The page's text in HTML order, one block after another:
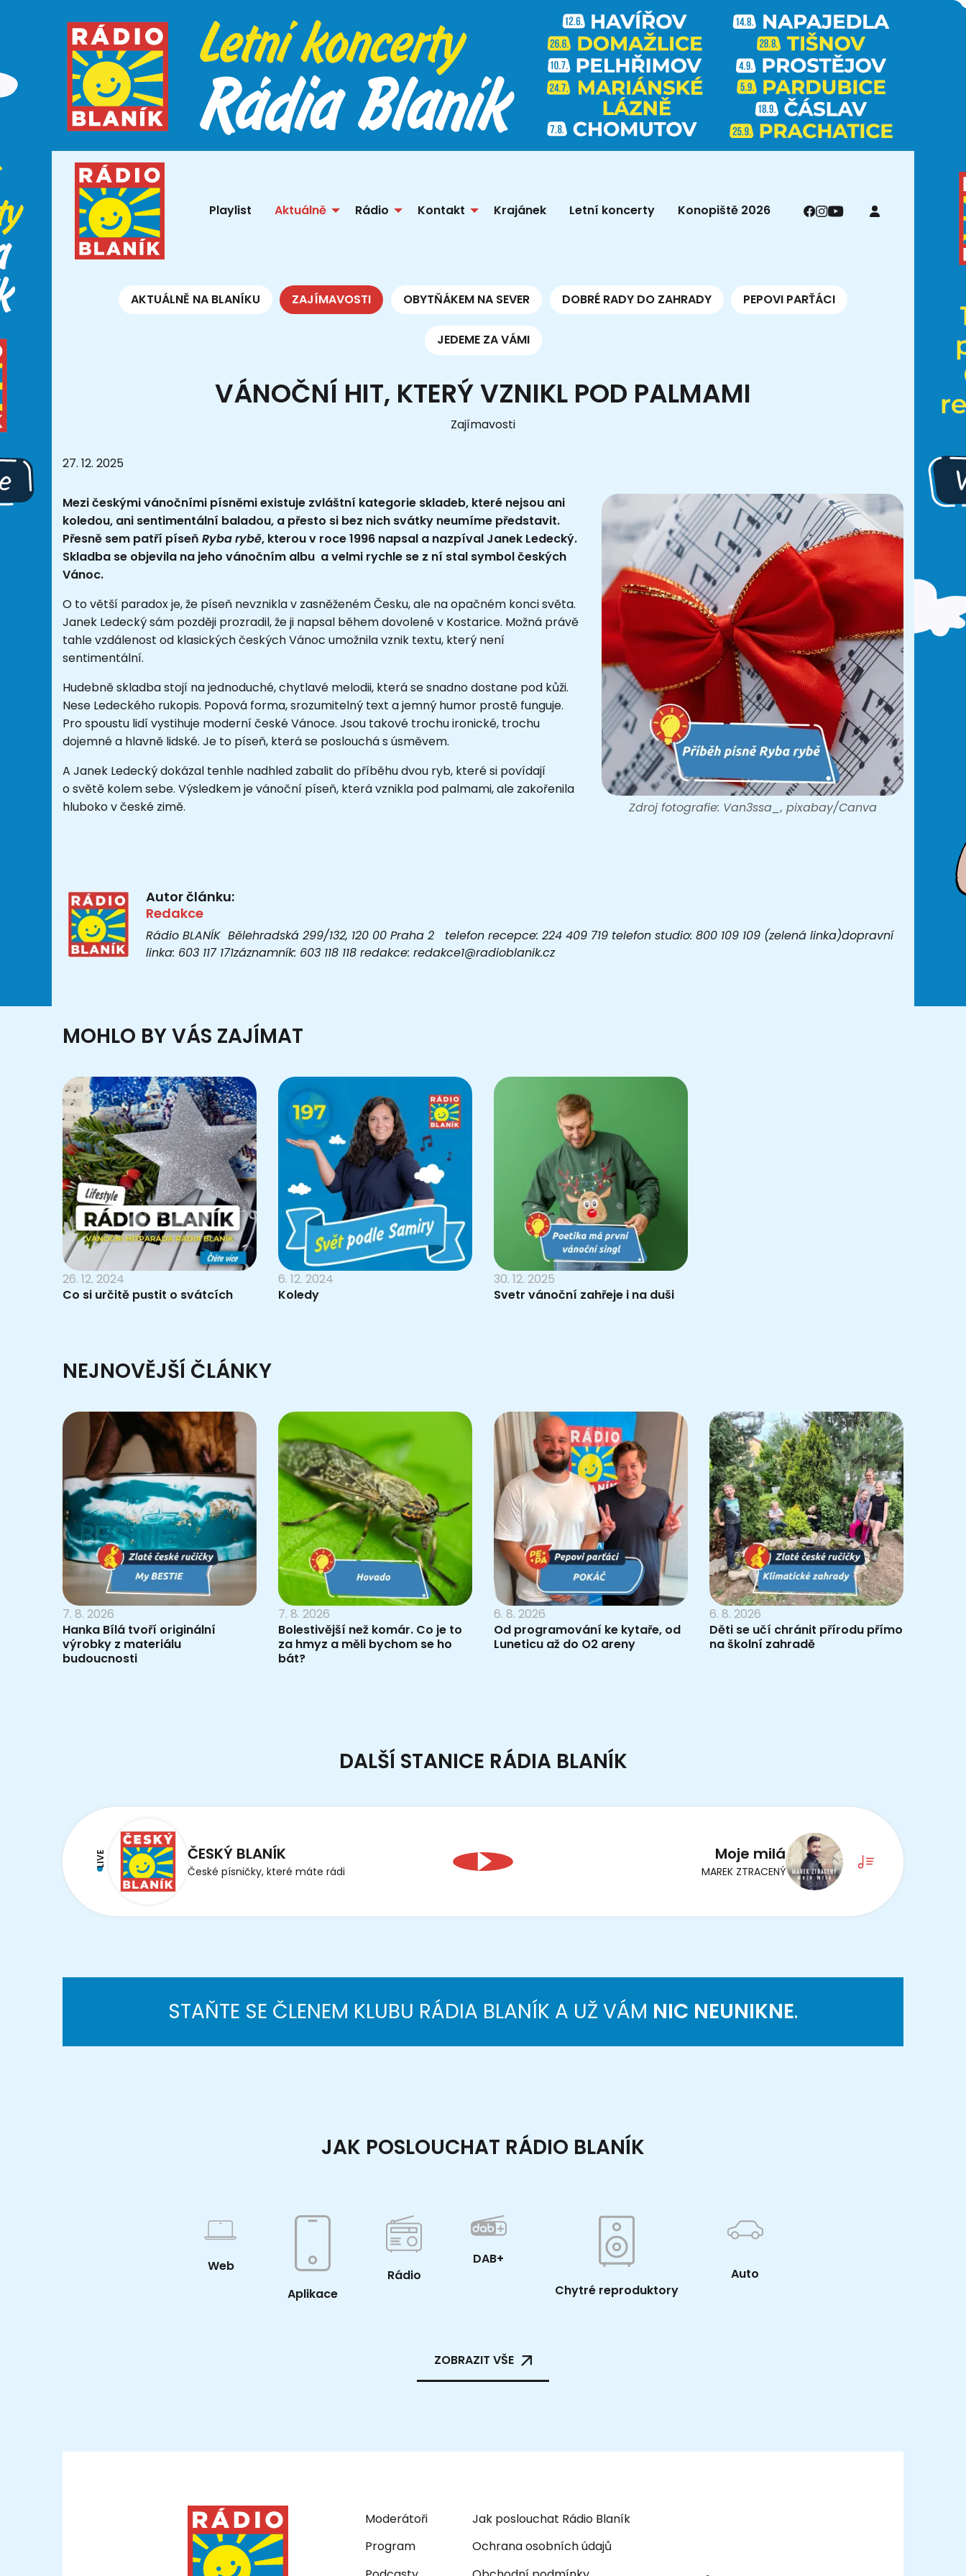
Playlist Aktuálně Rádio Kontakt Krajánek Letní koncerty Konopiště 2026
AKTUÁLNĚ NA BLANÍKU ZAJÍMAVOSTI OBYTŇÁKEM NA SEVER DOBRÉ RADY DO ZAHRADY PEPOVI PARŤÁCI
JEDEME ZA VÁMI
VÁNOČNÍ HIT, KTERÝ VZNIKL POD PALMAMI
Zajímavosti
27. 12. 2025
Zdroj fotografie: Van3ssa_, pixabay/Canva
Mezi českými vánočními písněmi existuje zvláštní kategorie skladeb, které nejsou ani
koledou, ani sentimentální baladou, a přesto si bez nich svátky neumíme představit.
Přesně sem patří píseň Ryba rybě, kterou v roce 1996 napsal a nazpíval Janek Ledecký.
Skladba se objevila na jeho vánočním albu a velmi rychle se z ní stal symbol českých
Vánoc.
O to větší paradox je, že píseň nevznikla v zasněženém Česku, ale na opačném konci světa.
Janek Ledecký sám později prozradil, že ji napsal během dovolené v Kostarice. Možná právě
tahle vzdálenost od klasických českých Vánoc umožnila vznik textu, který není
sentimentální.
Hudebně skladba stojí na jednoduché, chytlavé melodii, která se snadno dostane pod kůži.
Nese Ledeckého rukopis. Popová forma, srozumitelný text a jemný humor prostě funguje.
Pro spoustu lidí vystihuje moderní české Vánoce. Jsou takové trochu ironické, trochu
dojemné a hlavně lidské. Je to píseň, která se poslouchá s úsměvem.
A Janek Ledecký dokázal tenhle nadhled zabalit do příběhu dvou ryb, které si povídají
o světě kolem sebe. Výsledkem je vánoční píseň, která vznikla pod palmami, ale zakořenila
hluboko v české zimě.
Autor článku:
Redakce
Rádio BLANÍK Bělehradská 299/132, 120 00 Praha 2 telefon recepce: 224 409 719 telefon studio: 800 109 109 (zelená linka)dopravní
linka: 603 117 171záznamník: 603 118 118 redakce: redakce1@radioblanik.cz
MOHLO BY VÁS ZAJÍMAT
26. 12. 2024
Co si určitě pustit o svátcích
6. 12. 2024
Koledy
30. 12. 2025
Svetr vánoční zahřeje i na duši
NEJNOVĚJŠÍ ČLÁNKY
7. 8. 2026
Hanka Bílá tvoří originální
výrobky z materiálu
budoucnosti
7. 8. 2026
Bolestivější než komár. Co je to
za hmyz a měli bychom se ho
bát?
6. 8. 2026
Od programování ke kytaře, od
Luneticu až do O2 areny
6. 8. 2026
Děti se učí chránit přírodu přímo
na školní zahradě
DALŠÍ STANICE RÁDIA BLANÍK
LIVE ČESKÝ BLANÍK
České písničky, které máte rádi
Moje milá
MAREK ZTRACENÝ
STAŇTE SE ČLENEM KLUBU RÁDIA BLANÍK A UŽ VÁM NIC NEUNIKNE.
JAK POSLOUCHAT RÁDIO BLANÍK
Web
Aplikace
Rádio
DAB+
Chytré reproduktory
Auto
ZOBRAZIT VŠE
Moderátoři
Program
Jak poslouchat Rádio Blaník
Ochrana osobních údajů